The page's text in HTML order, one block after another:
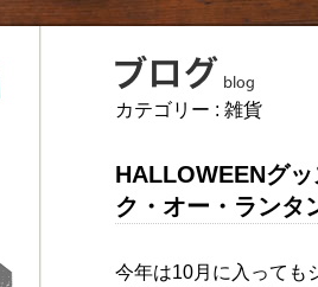
カテゴリー : 雑貨
HALLOWEENグ
ク・オー・ランタ
今年は10月に入っても